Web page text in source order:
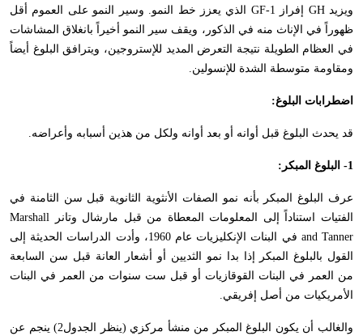
ويزيدGH إفراز GF-1 الذي يعزز خط النمو. وسير النمو على العموم أقل
ظهوراً في الإناث منه في الذكور، ويقف سير النمو أخيراً بانغلاق المشاشات
في العظام الطويلة نتيجة التعرض المديد للإستروجين، ويترافق البلوغ أيضاً
ومقاومة متوسطة الشدة للإنسولين.
اضطرابات البلوغ:
قد يحدث البلوغ قبل أوانه أو بعد أوانه ولكل من هذين أسبابه وأعراضه.
1- البلوغ المبكر:
عرف البلوغ المبكر بأنه نمو الصفات الأنثوية الثانوية قبل سن الثامنة في
الفتيات استناداً إلى المعلومات المعطاة من قبل مارشال وتانر Marshall
and Tanner
في البنات الإنكليزيات عام 1960، وأدت الدراسات الحديثة إلى
القول بالبلوغ المبكر إذا بدا نمو الثديين أو أشعار العانة قبل سن السابعة
من العمر في البنات القوقازيات أو قبل ست سنوات من العمر في البنات
الأمريكيات من أصل إفريقي.
والغالب أن يكون البلوغ المبكر من منشأ مركزي (ينظر الجدول2) ينجم عن